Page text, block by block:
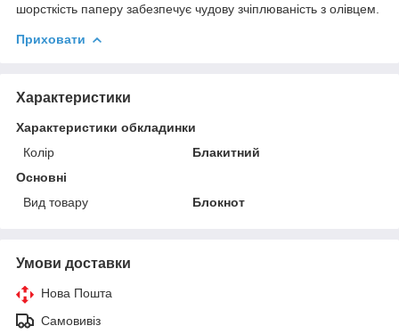
шорсткість паперу забезпечує чудову зчіплюваність з олівцем.
Приховати
Характеристики
Характеристики обкладинки
Колір
Блакитний
Основні
Вид товару
Блокнот
Умови доставки
Нова Пошта
Самовивіз